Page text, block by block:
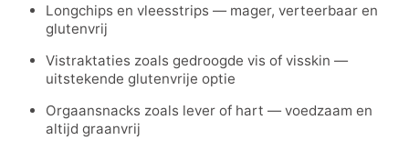
Longchips en vleesstrips — mager, verteerbaar en
glutenvrij
Vistraktaties zoals gedroogde vis of visskin —
uitstekende glutenvrije optie
Orgaansnacks zoals lever of hart — voedzaam en
altijd graanvrij